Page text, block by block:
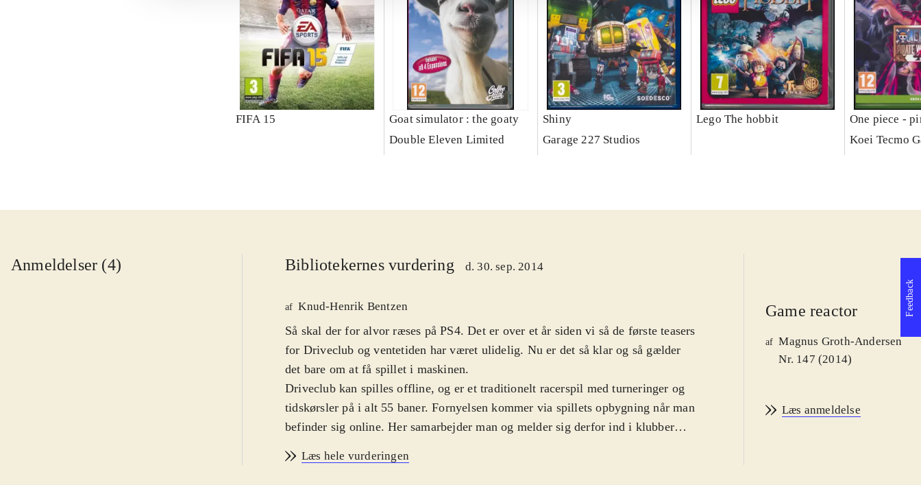
FIFA 15
Goat simulator : the goaty
Double Eleven Limited
Shiny
Garage 227 Studios
Lego The hobbit
One piece -
Koei Tecmo
Anmeldelser (4) Bibliotekernes vurdering d. 30. sep. 2014
af Knud-Henrik Bentzen
Så skal der for alvor ræses på PS4. Det er over et år siden vi så de første teasers
for Driveclub og ventetiden har været ulidelig. Nu er det så klar og så gælder
det bare om at få spillet i maskinen.
Driveclub kan spilles offline, og er et traditionelt racerspil med turneringer og
tidskørsler på i alt 55 baner. Fornyelsen kommer via spillets opbygning når man
befinder sig online. Her samarbejder man og melder sig derfor ind i klubber
medlemmer af klubben er online samtidig. Man arbejder nemlig indirekte
Læs hele vurderingen
Game reactor
af Magnus Groth-Andersen
Nr. 147 (2014)
Læs anmeldelse
Feedback